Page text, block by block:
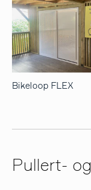
Bikeloop FLEX
Pullert-